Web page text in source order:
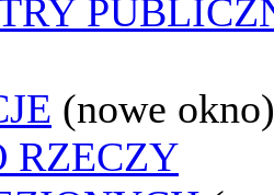
(nowe okno)
RZECZY